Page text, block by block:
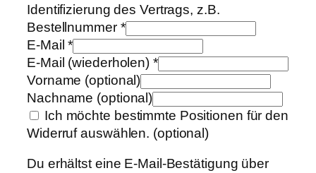
Identifizierung des Vertrags, z.B.
Bestellnummer *
E-Mail*
E-Mail (wiederholen) *
Vorname (optional)
Nachname (optional)
Ich möchte bestimmte Positionen für den
Widerruf auswählen. (optional)
Du erhältst eine E-Mail-Bestätigung über